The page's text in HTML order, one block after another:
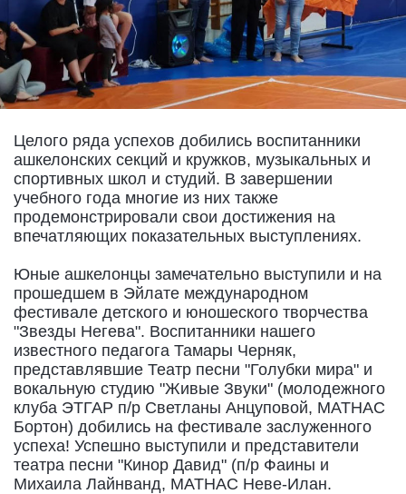
Целого ряда успехов добились воспитанники
ашкелонских секций и кружков, музыкальных и
спортивных школ и студий. В завершении
учебного года многие из них также
продемонстрировали свои достижения на
впечатляющих показательных выступлениях.
Юные ашкелонцы замечательно выступили и на
прошедшем в Эйлате международном
фестивале детского и юношеского творчества
"Звезды Негева". Воспитанники нашего
известного педагога Тамары Черняк,
представлявшие Театр песни "Голубки мира" и
вокальную студию "Живые Звуки" (молодежного
клуба ЭТГАР п/р Светланы Анцуповой, МАТНАС
Бортон) добились на фестивале заслуженного
успеха! Успешно выступили и представители
театра песни "Кинор Давид" (п/р Фаины и
Михаила Лайнванд, МАТНАС Неве-Илан.